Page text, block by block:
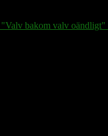
bakom valv oändligt"